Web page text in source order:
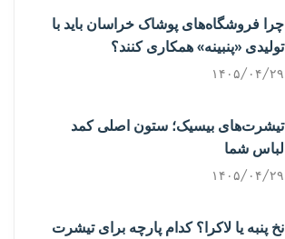
چرا فروشگاه‌های پوشاک خراسان باید با
تولیدی «پنبینه» همکاری کنند؟
۱۴۰۵/۰۴/۲۹
تیشرت‌های بیسیک؛ ستون اصلی کمد
لباس شما
۱۴۰۵/۰۴/۲۹
نخ پنبه یا لاکرا؟ کدام پارچه برای تیشرت